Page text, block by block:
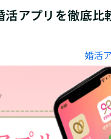
活アプリを徹底比
婚活